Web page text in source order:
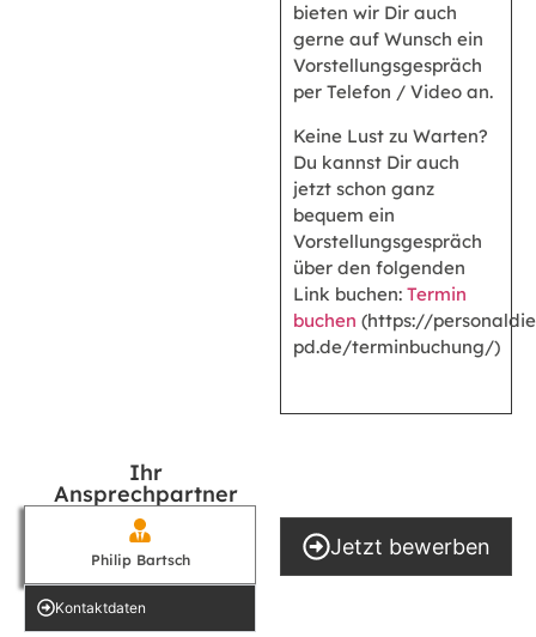
bieten wir Dir auch
gerne auf Wunsch ein
Vorstellungsgespräch
per Telefon / Video an.
Keine Lust zu Warten?
Du kannst Dir auch
jetzt schon ganz
bequem ein
Vorstellungsgespräch
über den folgenden
Link buchen: Termin
buchen (https://
pd.de/terminbuchung/)
Ihr
Ansprechpartner
Philip Bartsch
Kontakt­daten
Jetzt bewerben